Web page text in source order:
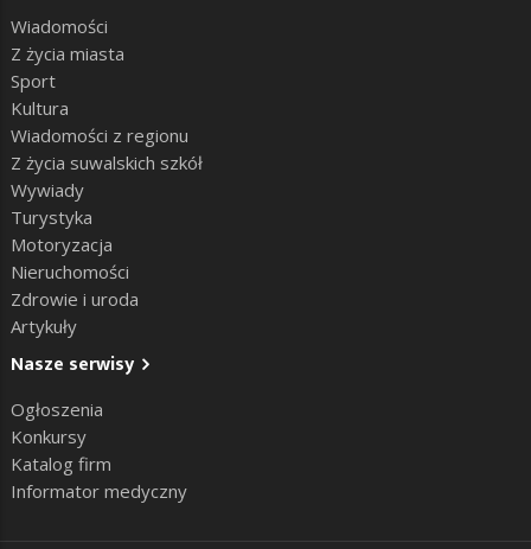
Wiadomości
Z życia miasta
Sport
Kultura
Wiadomości z regionu
Z życia suwalskich szkół
Wywiady
Turystyka
Motoryzacja
Nieruchomości
Zdrowie i uroda
Artykuły
Nasze serwisy
Ogłoszenia
Konkursy
Katalog firm
Informator medyczny